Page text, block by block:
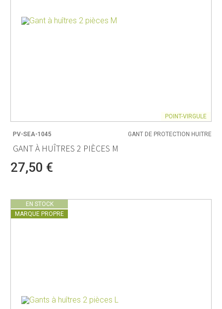
POINT-VIRGULE
PV-SEA-1045 GANT DE PROTECTION HUITRE
GANT À HUÎTRES 2 PIÈCES M
27,50 €
EN STOCK
MARQUE PROPRE